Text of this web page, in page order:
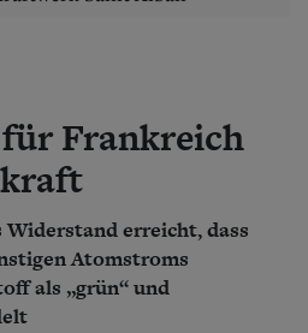
Archiv
Kontakt
Frankreich
erreicht, dass
Atomstroms
als „grün“ und